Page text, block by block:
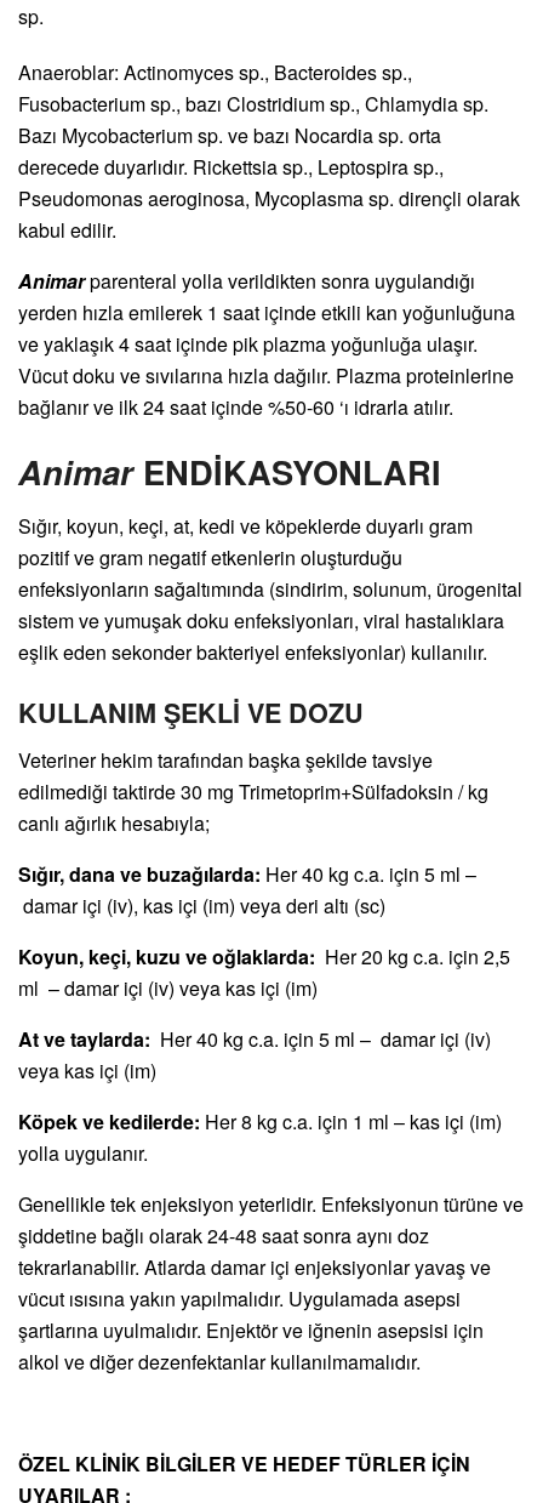
sp.
Anaeroblar: Actinomyces sp., Bacteroides sp.,
Fusobacterium sp., bazı Clostridium sp., Chlamydia sp.
Bazı Mycobacterium sp. ve bazı Nocardia sp. orta
derecede duyarlıdır. Rickettsia sp., Leptospira sp.,
Pseudomonas aeroginosa, Mycoplasma sp. dirençli olarak
kabul edilir.
Animarparenteral yolla verildikten sonra uygulandığı
yerden hızla emilerek 1 saat içinde etkili kan yoğunluğuna
ve yaklaşık 4 saat içinde pik plazma yoğunluğa ulaşır.
Vücut doku ve sıvılarına hızla dağılır. Plazma proteinlerine
bağlanır ve ilk 24 saat içinde %50-60 ‘ı idrarla atılır.
Animar ENDİKASYONLARI
Sığır, koyun, keçi, at, kedi ve köpeklerde duyarlı gram
pozitif ve gram negatif etkenlerin oluşturduğu
enfeksiyonların sağaltımında (sindirim, solunum, ürogenital
sistem ve yumuşak doku enfeksiyonları, viral hastalıklara
eşlik eden sekonder bakteriyel enfeksiyonlar) kullanılır.
KULLANIM ŞEKLİ VE DOZU
Veteriner hekim tarafından başka şekilde tavsiye
edilmediği taktirde 30 mg Trimetoprim+Sülfadoksin / kg
canlı ağırlık hesabıyla;
Sığır, dana ve buzağılarda: Her 40 kg c.a. için 5 ml –
damar içi (iv), kas içi (im) veya deri altı (sc)
Koyun, keçi, kuzu ve oğlaklarda: Her 20 kg c.a. için 2,5
ml – damar içi (iv) veya kas içi (im)
At ve taylarda: Her 40 kg c.a. için 5 ml – damar içi (iv)
veya kas içi (im)
Köpek ve kedilerde: Her 8 kg c.a. için 1 ml – kas içi (im)
yolla uygulanır.
Genellikle tek enjeksiyon yeterlidir. Enfeksiyonun türüne ve
şiddetine bağlı olarak 24-48 saat sonra aynı doz
tekrarlanabilir. Atlarda damar içi enjeksiyonlar yavaş ve
vücut ısısına yakın yapılmalıdır. Uygulamada asepsi
şartlarına uyulmalıdır. Enjektör ve iğnenin asepsisi için
alkol ve diğer dezenfektanlar kullanılmamalıdır.
ÖZEL KLİNİK BİLGİLER VE HEDEF TÜRLER İÇİN
UYARILAR :